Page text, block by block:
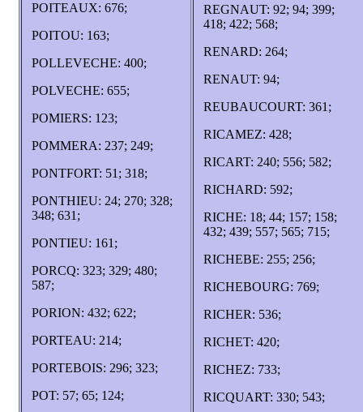
POITEAUX: 676;
POITOU: 163;
POLLEVECHE: 400;
POLVECHE: 655;
POMIERS: 123;
POMMERA: 237; 249;
PONTFORT: 51; 318;
PONTHIEU: 24; 270; 328;
348; 631;
PONTIEU: 161;
PORCQ: 323; 329; 480;
587;
PORION: 432; 622;
PORTEAU: 214;
PORTEBOIS: 296; 323;
POT: 57; 65; 124;
REGNAUT: 92; 94; 399;
418; 422; 568;
RENARD: 264;
RENAUT: 94;
REUBAUCOURT: 361;
RICAMEZ: 428;
RICART: 240; 556; 582;
RICHARD: 592;
RICHE: 18; 44; 157; 158;
432; 439; 557; 565; 715;
RICHEBE: 255; 256;
RICHEBOURG: 769;
RICHER: 536;
RICHET: 420;
RICHEZ: 733;
RICQUART: 330; 543;